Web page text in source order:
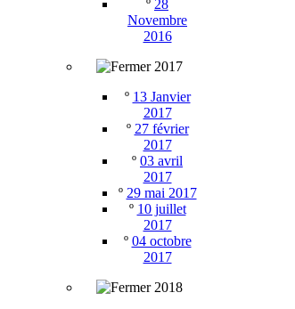
º 28
Novembre
2016
2017
º 13 Janvier
2017
º 27 février
2017
º 03 avril
2017
º 29 mai 2017
º 10 juillet
2017
º 04 octobre
2017
2018